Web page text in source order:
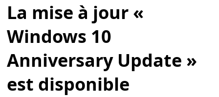
La mise à jour «
Windows 10
Anniversary Update »
est disponible